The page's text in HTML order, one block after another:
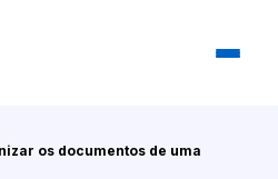
os documentos de uma